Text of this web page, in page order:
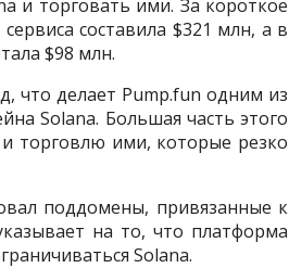
и торговать ими. За короткое
составила $321 млн, а в
$98 млн.
что делает Pump.fun одним из
Solana. Большая часть этого
и торговлю ими, которые резко
поддомены, привязанные к
на то, что платформа
Solana.